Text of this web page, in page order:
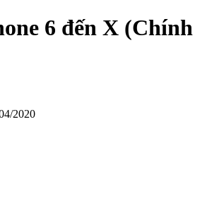
6 đến X (Chính
2020